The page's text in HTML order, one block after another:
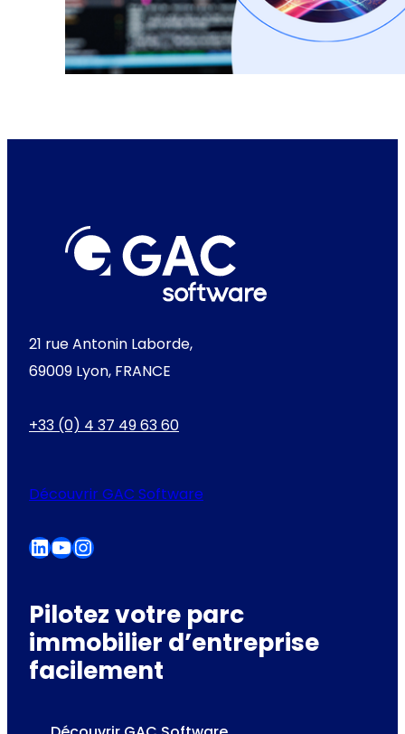
21 rue Antonin Laborde,
69009 Lyon, FRANCE
+33 (0) 4 37 49 63 60
Découvrir GAC Software
LinkedIn YouTube Instagram
Pilotez votre parc
immobilier d’entreprise
facilement